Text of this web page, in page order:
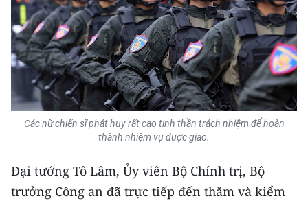
Media Kinh tế
Media Văn hóa
Media Xã hội
Media Pháp luật
Media Du lịch
Media Thế giới
Media Thể thao
Các nữ chiến sĩ phát huy rất cao tinh thần trách nhiệm để hoàn
thành nhiệm vụ được giao.
Đại tướng Tô Lâm, Ủy viên Bộ Chính trị, Bộ
trưởng Công an đã trực tiếp đến thăm và kiểm